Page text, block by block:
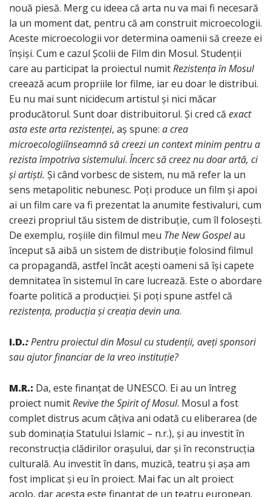
nouă piesă. Merg cu ideea că arta nu va mai fi necesară
la un moment dat, pentru că am construit microecologii.
Aceste microecologii vor determina oamenii să creeze ei
înșiși. Cum e cazul Școlii de Film din Mosul. Studenții
care au participat la proiectul numitRezistența în Mosul
creează acum propriile lor filme, iar eu doar le distribui.
Eu nu mai sunt nicidecum artistul și nici măcar
producătorul. Sunt doar distribuitorul. Și cred că exact
asta este arta rezistenței, aș spune: a crea
microecologiiînseamnă să creezi un context minim pentru a
rezista împotriva sistemului. Încerc să creez nu doar artă, ci
și artiști. Și când vorbesc de sistem, nu mă refer la un
sens metapolitic nebunesc. Poți produce un film și apoi
ai un film care va fi prezentat la anumite festivaluri, cum
creezi propriul tău sistem de distribuție, cum îl folosești.
De exemplu, roșiile din filmul meu The New Gospelau
început să aibă un sistem de distribuție folosind filmul
ca propagandă, astfel încât acești oameni să își capete
demnitatea în sistemul în care lucrează. Este o abordare
foarte politică a producției. Și poți spune astfel că
rezistența, producția și creația devin una.
I.D.:Pentru proiectul din Mosul cu studenții, aveți sponsori
sau ajutor financiar de la vreo instituție?
M.R.: Da, este finanțat de UNESCO. Ei au un întreg
proiect numitRevive the Spirit of Mosul. Mosul a fost
complet distrus acum câțiva ani odată cu eliberarea (de
sub dominația Statului Islamic – n.r.), și au investit în
reconstrucția clădirilor orașului, dar și în reconstrucția
culturală. Au investit în dans, muzică, teatru și așa am
fost implicat și eu în proiect. Mai fac un alt proiect
acolo, dar acesta este finanțat de un teatru european.